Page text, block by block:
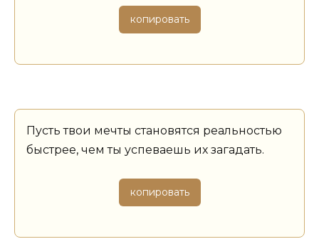
копировать
Пусть твои мечты становятся реальностью
быстрее, чем ты успеваешь их загадать.
копировать